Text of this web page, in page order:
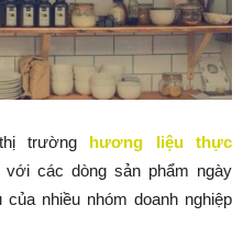
trường hương liệu thực
các dòng sản phẩm ngày
nhiều nhóm doanh nghiệp